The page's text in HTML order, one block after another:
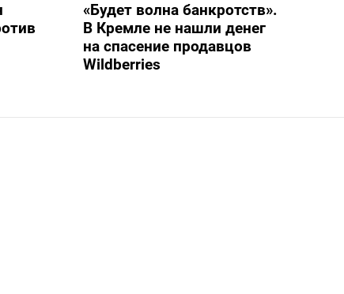
«Будет волна банкротств».
В Кремле не нашли денег
на спасение продавцов
Wildberries